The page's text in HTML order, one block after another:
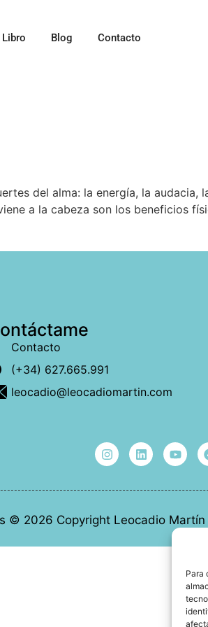
Para
Blog Contacto
del alma: la energía, la audacia,
a la cabeza son los beneficios
Contacto
(+34) 627.665.991
leocadio@leocadiomartin.com
© 2026 Copyright Leocadio Martín